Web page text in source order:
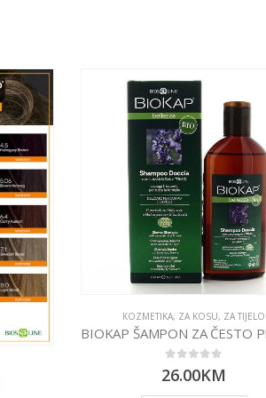
KOZMETIKA, ZA KOSU, ZA TIJELO
0 out of 5
26.00KM